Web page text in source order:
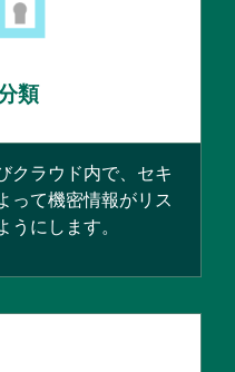
類
クラウド内で、セキ
って機密情報がリス
にします。